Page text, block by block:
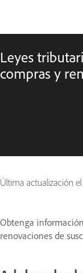
Leyes
compras y
Última actualización el
Obtenga
renovaciones de